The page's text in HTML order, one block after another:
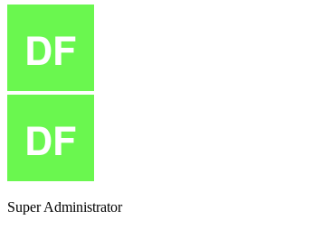
Super Administrator